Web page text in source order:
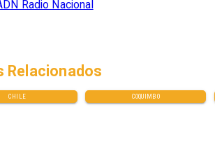
Radio Nacional
CHILE COQUIMBO
Relacionados